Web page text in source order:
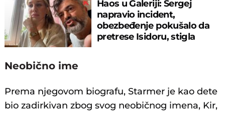
Haos u Galeriji: Sergej
napravio incident,
obezbeđenje pokušalo da
pretrese Isidoru, stigla
Neobično ime
Prema njegovom biografu, Starmer je kao dete
bio zadirkivan zbog svog neobičnog imena, Kir,